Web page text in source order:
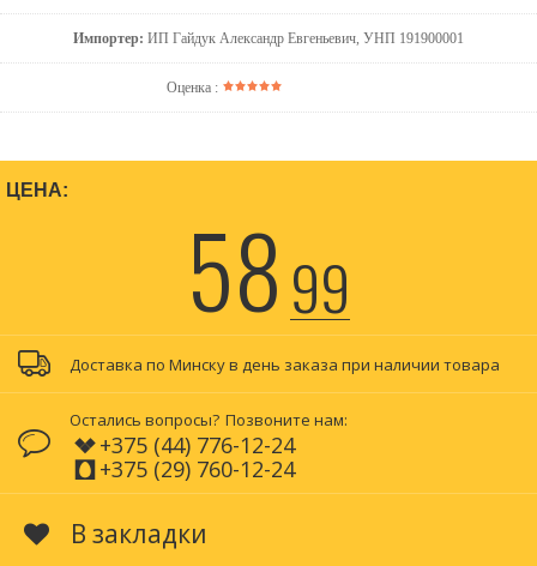
Импортер: ИП Гайдук Александр Евгеньевич, УНП 191900001
Оценка :
ЦЕНА:
5899
Доставка по Минску в день заказа при наличии товара
Остались вопросы? Позвоните нам:
+375 (44) 776-12-24
+375 (29) 760-12-24
В закладки